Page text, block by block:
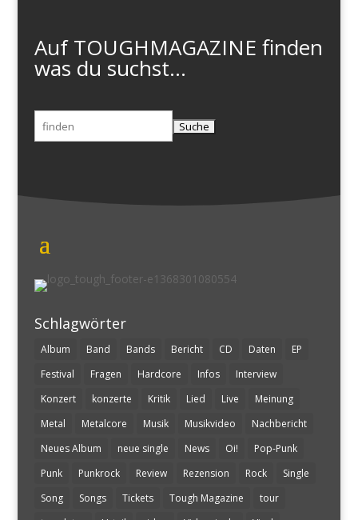
Auf TOUGHMAGAZINE finden
was du suchst...
Suchen
nach:
Schlagwörter
Album Band Bands Bericht CD Daten
EP
Festival
Fragen Hardcore Infos
Interview
Konzert
konzerte Kritik Lied Live
Meinung
Metal
Metalcore Musik Musikvideo
Nachbericht
Neues Album
neue single News Oi!
Pop-Punk
Punk
Punkrock Review Rezension Rock
Single
Song
Songs Tickets Tough Magazine
tour